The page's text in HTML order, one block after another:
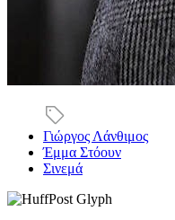
Γιώργος Λάνθιμος
Έμμα Στόουν
Σινεμά